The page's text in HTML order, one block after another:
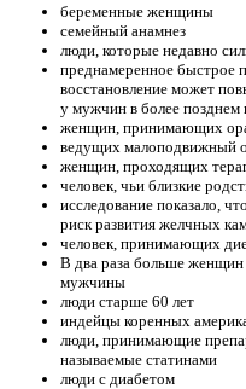
беременные женщины
семейный анамнез
люди, которые недавно
преднамеренное быстрое
восстановление может
у мужчин в более позднем
женщин, принимающих
ведущих малоподвижный
женщин, проходящих
человек, чьи близкие
исследование показало,
риск развития желчных
человек, принимающих
В два раза больше
мужчины
люди старше 60 лет
индейцы коренных
люди, принимающие
называемые статинами
люди с диабетом